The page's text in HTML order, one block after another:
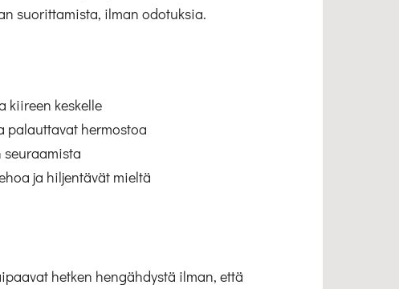
suorittamista, ilman odotuksia.
kiireen keskelle
palauttavat hermostoa
ja hiljentävät mieltä
hetken hengähdystä ilman, että